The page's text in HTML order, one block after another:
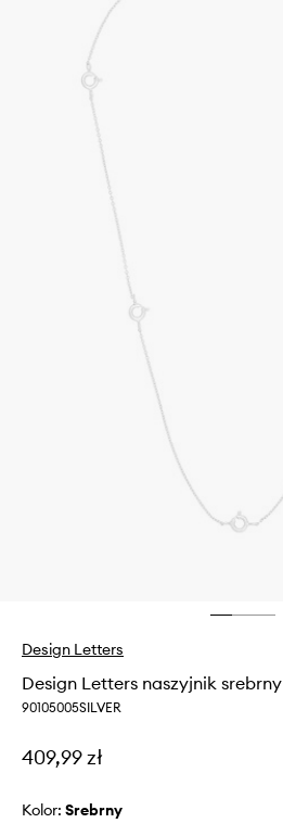
Design Letters
Design Letters naszyjnik srebrny
90105005SILVER
409,99 zł
Kolor: srebrny